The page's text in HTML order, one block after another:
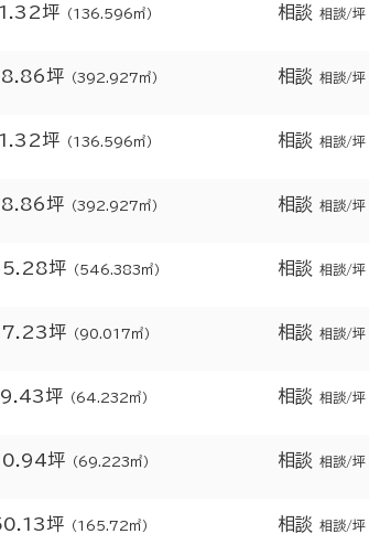
坪 （136.596㎡） 相談 相談/坪
坪 （392.927㎡） 相談 相談/坪
坪 （136.596㎡） 相談 相談/坪
坪 （392.927㎡） 相談 相談/坪
坪 （546.383㎡） 相談 相談/坪
坪 （90.017㎡） 相談 相談/坪
坪 （64.232㎡） 相談 相談/坪
坪 （69.223㎡） 相談 相談/坪
坪 （165.72㎡） 相談 相談/坪